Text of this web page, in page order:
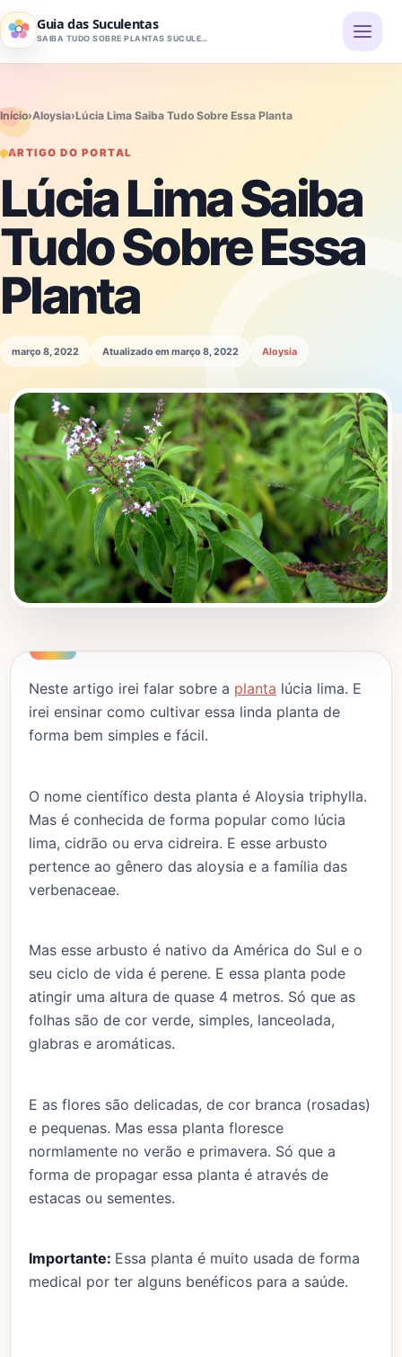
Pular para o conteúdo
Guia das Suculentas
SAIBA TUDO SOBRE PLANTAS SUCULENTAS
Início›Aloysia›Lúcia Lima Saiba Tudo Sobre Essa Planta
ARTIGO DO PORTAL
Lúcia Lima Saiba
Tudo Sobre Essa
Planta
março 8, 2022 Atualizado em março 8, 2022 Aloysia
Neste artigo irei falar sobre a planta lúcia lima. E
irei ensinar como cultivar essa linda planta de
forma bem simples e fácil.
O nome científico desta planta é Aloysia triphylla.
Mas é conhecida de forma popular como lúcia
lima, cidrão ou erva cidreira. E esse arbusto
pertence ao gênero das aloysia e a família das
verbenaceae.
Mas esse arbusto é nativo da América do Sul e o
seu ciclo de vida é perene. E essa planta pode
atingir uma altura de quase 4 metros. Só que as
folhas são de cor verde, simples, lanceolada,
glabras e aromáticas.
E as flores são delicadas, de cor branca (rosadas)
e pequenas. Mas essa planta floresce
normlamente no verão e primavera. Só que a
forma de propagar essa planta é através de
estacas ou sementes.
Importante: Essa planta é muito usada de forma
medical por ter alguns benéficos para a saúde.